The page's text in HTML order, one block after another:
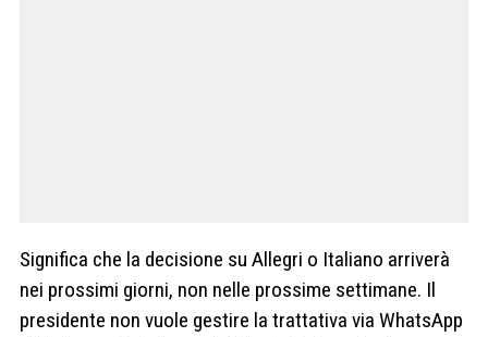
Significa che la decisione su Allegri o Italiano arriverà
nei prossimi giorni, non nelle prossime settimane. Il
presidente non vuole gestire la trattativa via WhatsApp